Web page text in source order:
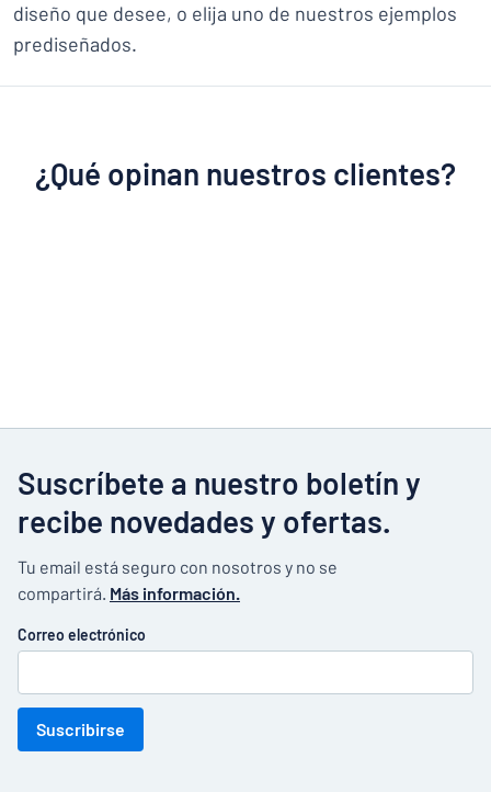
diseño que desee, o elija uno de nuestros ejemplos
prediseñados.
¿Qué opinan nuestros clientes?
Suscríbete a nuestro boletín y
recibe novedades y ofertas.
Tu email está seguro con nosotros y no se
compartirá. Más información.
Correo electrónico
Suscribirse